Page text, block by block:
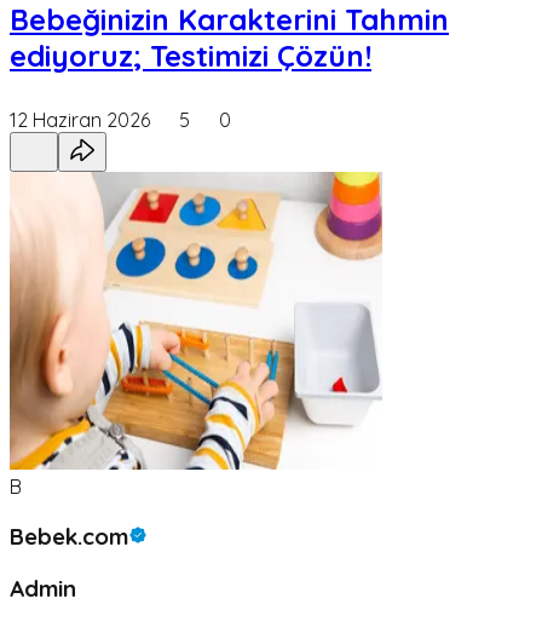
Bebeğinizin Karakterini Tahmin
ediyoruz; Testimizi Çözün!
12 Haziran 2026 5 0
B
Bebek.com
Admin